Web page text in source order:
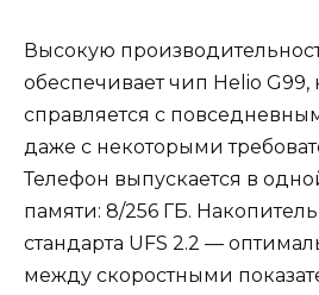
Высокую
обеспечивает чип Helio G99,
справляется с
даже с некоторыми
Телефон выпускается в
памяти: 8/256 ГБ.
стандарта UFS 2.2 —
между скоростными